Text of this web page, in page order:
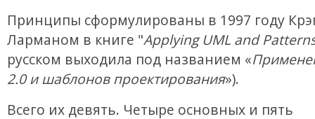
Принципы сформулированы в 1997 году
Ларманом в книге "Applying UML and
русском выходила под названием «
2.0 и шаблонов проектирования»).
Всего их девять. Четыре основных и пять